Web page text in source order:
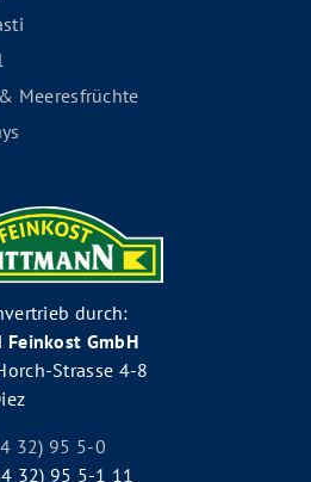
Meeresfrüchte
durch:
Feinkost GmbH
Strasse 4-8
32) 95 5-0
32) 95 5-1 11